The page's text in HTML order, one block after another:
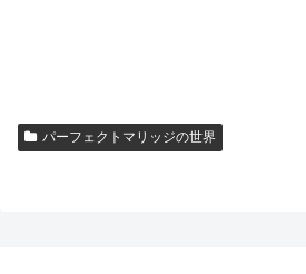
パーフェクトマリッジの世界